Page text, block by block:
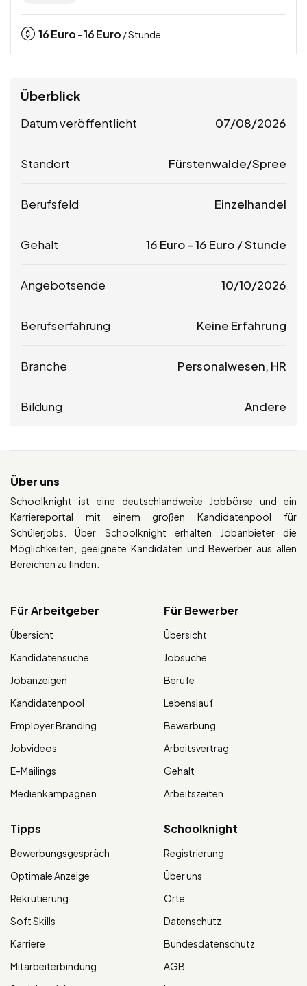
16Euro -16Euro / Stunde
Überblick
Datum veröffentlicht 07/08/2026
Standort Fürstenwalde/Spree
Berufsfeld Einzelhandel
Gehalt 16 Euro -16 Euro / Stunde
Angebotsende 10/10/2026
Berufserfahrung Keine Erfahrung
Branche Personalwesen, HR
Bildung Andere
Über uns
Schoolknight ist eine deutschlandweite Jobbörse und ein
Karriereportal mit einem großen Kandidatenpool für
Schülerjobs. Über Schoolknight erhalten Jobanbieter die
Möglichkeiten, geeignete Kandidaten und Bewerber aus allen
Bereichen zu finden.
Für Arbeitgeber
Übersicht
Kandidatensuche
Jobanzeigen
Kandidatenpool
Employer Branding
Jobvideos
E-Mailings
Medienkampagnen
Für Bewerber
Übersicht
Jobsuche
Berufe
Lebenslauf
Bewerbung
Arbeitsvertrag
Gehalt
Arbeitszeiten
Tipps
Bewerbungsgespräch
Optimale Anzeige
Rekrutierung
Soft Skills
Karriere
Mitarbeiterbindung
Schoolknight
Registrierung
Über uns
Orte
Datenschutz
Bundesdatenschutz
AGB